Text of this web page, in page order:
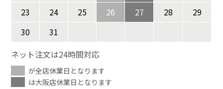
23
24 25 26 27 28
29
30
31
ネット注文は24時間対応
が全店休業日となります
は大阪店休業日となります